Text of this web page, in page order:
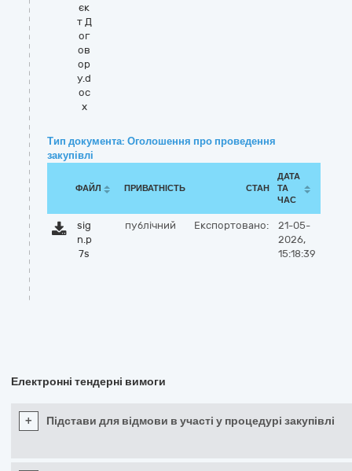
єк
т Д
ог
ов
ор
у.d
oc
x
Тип документа: Оголошення про проведення
закупівлі
ФАЙЛ ПРИВАТНІСТЬ СТАН
ДАТА
ТА
ЧАС
sig
n.p
7s
публічний Експортовано:
21-05-
2026,
15:18:39
Електронні тендерні вимоги
+ Підстави для відмови в участі у процедурі закупівлі